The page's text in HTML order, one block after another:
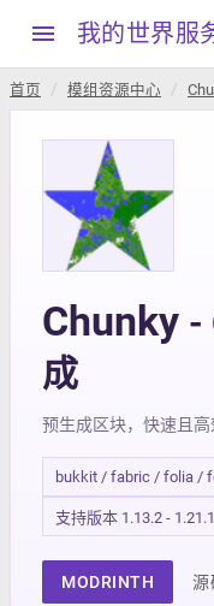
menu 我的世界服
首页 模组资源中心
Chunky -
成
预生成区块，快速且高
bukkit / fabric / folia /
支持版本 1.13.2 -
MODRINTH 源